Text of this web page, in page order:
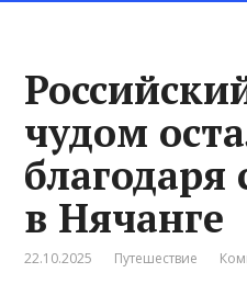
чудом
благодаря
в Нячанге
22.10.2025 Путешествие